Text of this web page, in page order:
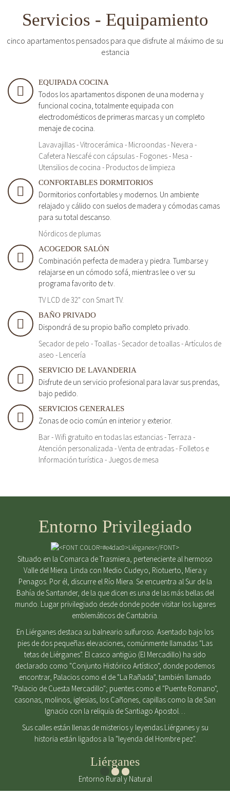
Servicios - Equipamiento
cinco apartamentos pensados para que disfrute al máximo de su
estancia
EQUIPADA COCINA
Todos los apartamentos disponen de una moderna y
funcional cocina, totalmente equipada con
electrodomésticos de primeras marcas y un completo
menaje de cocina.
Lavavajillas - Vitrocerámica - Microondas - Nevera -
Cafetera Nescafé con cápsulas - Fogones - Mesa -
Utensilios de cocina - Productos de limpieza
CONFORTABLES DORMITORIOS
Dormitorios confortables y modernos. Un ambiente
relajado y cálido con suelos de madera y cómodas camas
para su total descanso.
Nórdicos de plumas
ACOGEDOR SALÓN
Combinación perfecta de madera y piedra. Tumbarse y
relajarse en un cómodo sofá, mientras lee o ver su
programa favorito de tv.
TV LCD de 32" con Smart TV.
BAÑO PRIVADO
Dispondrá de su propio baño completo privado.
Secador de pelo - Toallas - Secador de toallas - Artículos de
aseo - Lencería
SERVICIO DE LAVANDERIA
Disfrute de un servicio profesional para lavar sus prendas,
bajo pedido.
SERVICIOS GENERALES
Zonas de ocio común en interior y exterior.
Bar - Wifi gratuito en todas las estancias - Terraza -
Atención personalizada - Venta de entradas - Folletos e
Información turística - Juegos de mesa
Entorno Privilegiado
Situado en la Comarca de Trasmiera, perteneciente al hermoso
Valle del Miera. Linda con Medio Cudeyo, Riotuerto, Miera y
Penagos. Por él, discurre el Río Miera. Se encuentra al Sur de la
Bahía de Santander, de la que dicen es una de las más bellas del
mundo. Lugar privilegiado desde donde poder visitar los lugares
emblemáticos de Cantabria.
En Liérganes destaca su balneario sulfuroso. Asentado bajo los
pies de dos pequeñas elevaciones, comúnmente llamadas "Las
tetas de Liérganes". El casco antigüo (El Mercadillo) ha sido
declarado como "Conjunto Histórico Artístico", donde podemos
encontrar, Palacios como el de "La Rañada", también llamado
"Palacio de Cuesta Mercadillo"; puentes como el "Puente Romano",
casonas, molinos, iglesias, los Cañones, capillas como la de San
Ignacio con la reliquia de Santiago Apostol…
Sus calles están llenas de misterios y leyendas.Liérganes y su
historia están ligados a la "leyenda del Hombre pez".
Liérganes
Entorno Rural y Natural